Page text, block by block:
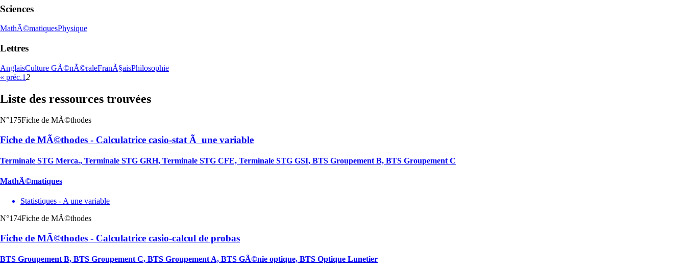
Sciences
MathÃ©matiquesPhysique
Lettres
AnglaisCulture GÃ©nÃ©raleFranÃ§aisPhilosophie
« préc.12
Liste des ressources trouvées
N°175Fiche de MÃ©thodes
Fiche de MÃ©thodes - Calculatrice casio-stat Ã une variable
Terminale STG Merca., Terminale STG GRH, Terminale STG CFE, Terminale STG GSI, BTS Groupement B, BTS Groupement C
MathÃ©matiques
Statistiques - A une variable
N°174Fiche de MÃ©thodes
Fiche de MÃ©thodes - Calculatrice casio-calcul de probas
BTS Groupement B, BTS Groupement C, BTS Groupement A, BTS GÃ©nie optique, BTS Optique Lunetier